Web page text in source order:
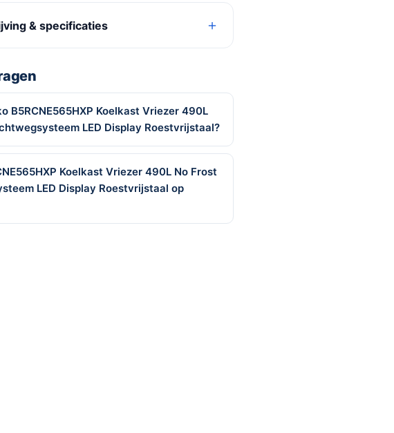
& specificaties
B5RCNE565HXP Koelkast Vriezer 490L
LED Display Roestvrijstaal?
Koelkast Vriezer 490L No Frost
LED Display Roestvrijstaal op